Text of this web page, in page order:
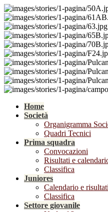
Home
Società
Organigramma
Quadri Tecnici
Prima squadra
Convocazioni
Risultati e
Classifica
Juniores
Calendario e risultati
Classifica
Settore giovanile